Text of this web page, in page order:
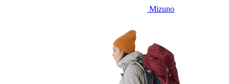
Mizuno